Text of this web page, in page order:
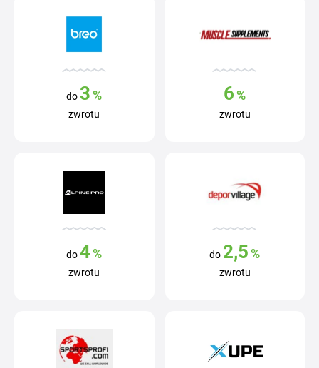
do 3 %
zwrotu
6 %
zwrotu
do 4%
zwrotu
do 2,5 %
zwrotu